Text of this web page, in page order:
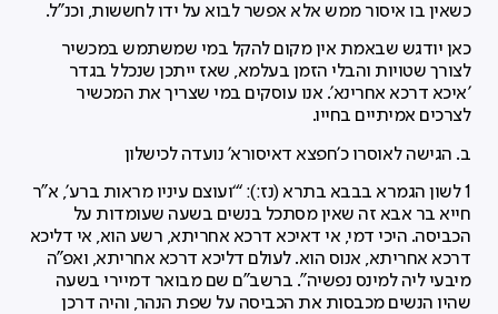
כשאין בו איסור ממש אלא אפשר לבוא על ידו לחששות, וכנ"ל.
כאן יודגש שבאמת אין מקום להקל במי שמשתמש במכשיר
לצורך שטויות והבלי הזמן בעלמא, שאז ייתכן שנכלל בגדר
'איכא דרכא אחרינא'. אנו עוסקים במי שצריך את המכשיר
לצרכים אמיתיים בחייו.
ב. הגישה לאוסרו כ'חפצא דאיסורא' נועדה לכישלון
1 לשון הגמרא בבבא בתרא (נז:): “‘ועוצם עיניו מראות ברע’, א”ר
חייא בר אבא זה שאין מסתכל בנשים בשעה שעומדות על
הכביסה. היכי דמי, אי דאיכא דרכא אחריתא, רשע הוא, אי דליכא
דרכא אחריתא, אנוס הוא. לעולם דליכא דרכא אחריתא, ואפ”ה
מיבעי ליה למינס נפשיה”. ברשב”ם שם מבואר דמיירי בשעה
שהיו הנשים מכבסות את הכביסה על שפת הנהר, והיה דרכן